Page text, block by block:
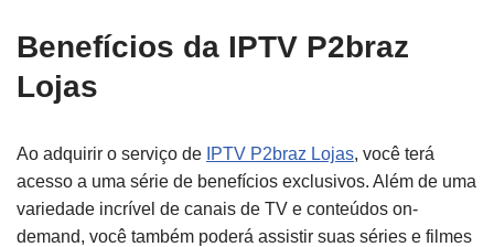
Benefícios da IPTV P2braz
Lojas
Ao adquirir o serviço de IPTV P2braz Lojas, você terá
acesso a uma série de benefícios exclusivos. Além de uma
variedade incrível de canais de TV e conteúdos on-
demand, você também poderá assistir suas séries e filmes